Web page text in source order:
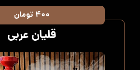
۴۰۰ تومان
قلیان عربی